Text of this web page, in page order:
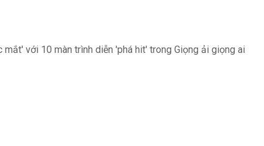
mắt' với 10 màn trình diễn 'phá hit' trong Giọng ải giọng ai